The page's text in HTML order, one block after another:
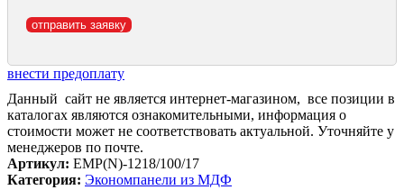
внести предоплату
Данный сайт не является интернет-магазином, все позиции в
каталогах являются ознакомительными, информация о
стоимости может не соответствовать актуальной. Уточняйте у
менеджеров по почте.
Артикул: EMP(N)-1218/100/17
Категория: Экономпанели из МДФ